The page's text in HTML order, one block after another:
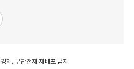
. 무단전재·재배포 금지